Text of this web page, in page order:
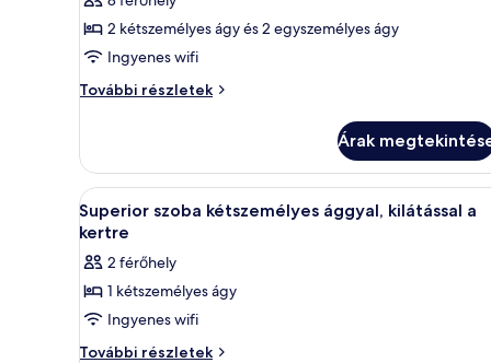
Front
Coastal
View)
View)
részletei
összes
képének
megtekintése:
Deluxe
hálószobával,
privát
medence,
kilátással
a
kertre
2 kétszemélyes ágy és 2 egyszemélyes ágy
Ingyenes wifi
További részletek
Deluxe
privát
medence,
kilátással
a
további
részletei
Árak
A
következő
szoba
összes
képének
megtekintése:
Superior
Egy modern szállodaszoba,
7
Superior szoba kétszemélyes ággyal, kilátással a
kertre
2 férőhely
1 kétszemélyes ágy
Ingyenes wifi
További részletek
Superior